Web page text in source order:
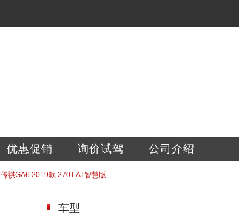
优惠促销 询价试驾 公司介绍
传祺GA6 2019款 270T AT智慧版
车型